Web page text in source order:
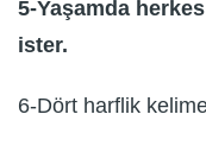
5-Yaşamda
ister.
6-Dört harflik